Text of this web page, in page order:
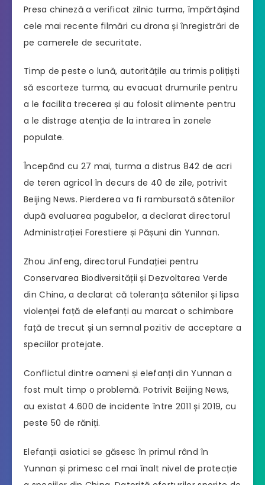
Presa chineză a verificat zilnic turma, împărtășind
cele mai recente filmări cu drona și înregistrări de
pe camerele de securitate.
Timp de peste o lună, autoritățile au trimis polițiști
să escorteze turma, au evacuat drumurile pentru
a le facilita trecerea și au folosit alimente pentru
a le distrage atenția de la intrarea în zonele
populate.
Începând cu 27 mai, turma a distrus 842 de acri
de teren agricol în decurs de 40 de zile, potrivit
Beijing News. Pierderea va fi rambursată sătenilor
după evaluarea pagubelor, a declarat directorul
Administrației Forestiere și Pășuni din Yunnan.
Zhou Jinfeng, directorul Fundației pentru
Conservarea Biodiversității și Dezvoltarea Verde
din China, a declarat că toleranța sătenilor și lipsa
violenței față de elefanți au marcat o schimbare
față de trecut și un semnal pozitiv de acceptare a
speciilor protejate.
Conflictul dintre oameni și elefanți din Yunnan a
fost mult timp o problemă. Potrivit Beijing News,
au existat 4.600 de incidente între 2011 și 2019, cu
peste 50 de răniți.
Elefanții asiatici se găsesc în primul rând în
Yunnan și primesc cel mai înalt nivel de protecție